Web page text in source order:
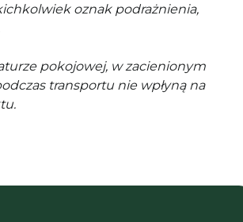
oznak podrażnienia,
pokojowej, w zacienionym
transportu nie wpłyną na